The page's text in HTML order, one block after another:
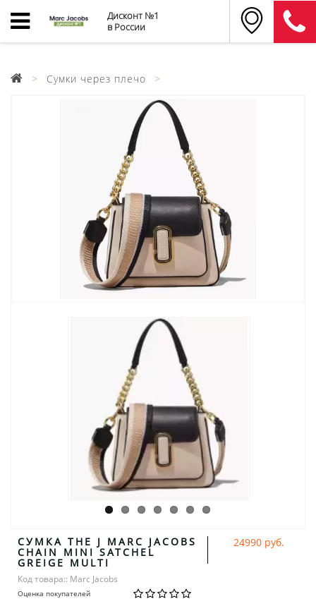
Дисконт №1
в России
Сумки через плечо
СУМКА THE J MARC JACOBS
CHAIN MINI SATCHEL
GREIGE MULTI
Код товара:: Marc Jacobs
Оценка покупателей
24990 руб.